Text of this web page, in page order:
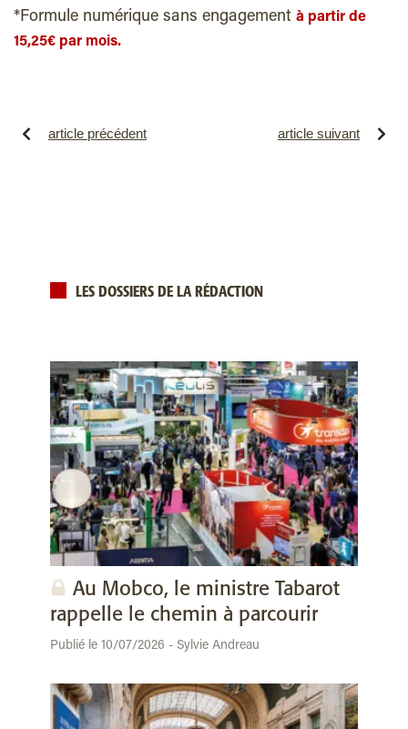
*Formule numérique sans engagement à partir de
15,25€ par mois.
article précédent article suivant
LES DOSSIERS DE LA RÉDACTION
Au Mobco, le ministre Tabarot
rappelle le chemin à parcourir
Publié le 10/07/2026 - Sylvie Andreau